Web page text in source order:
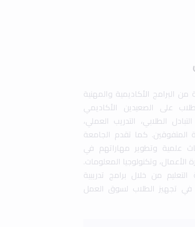
البرامج الأكاديمية والمهنية
على الصعيدين الأكاديمي
الطلابي، التدريب العملي،
المتفوقين. كما تقدم الجامعة
علمية وتطوير مهاراتهم في
وتكنولوجيا المعلومات.
من خلال برامج تدريبية
تجهيز الطلاب لسوق العمل